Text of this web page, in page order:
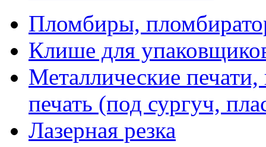
Пломбиры,
Клише для
Металлические
печать (под сургуч,
Лазерная резка